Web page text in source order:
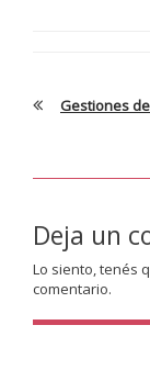
Gestiones
Deja un
Lo siento, tenés
comentario.